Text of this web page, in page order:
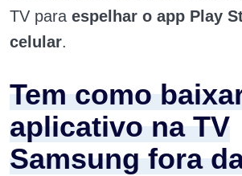
TV para espelhar o app Play
celular.
Tem como
aplicativo na TV
Samsung fora